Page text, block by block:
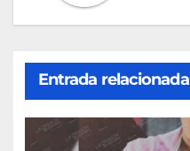
Entrada relacionada